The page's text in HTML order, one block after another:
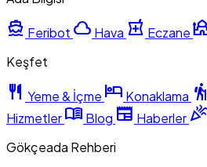
directions_boat Feribot cloud Hava local_pharmacy Eczane
Keşfet
restaurant Yeme & İçme hotel Konaklama hiking
Hizmetlermenu_book Blog newspaper Haberler celebration
Gökçeada Rehberi